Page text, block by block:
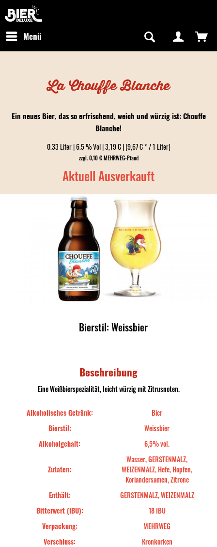
Kostenfreier Versand in Deutschland
Menü
La Chouffe Blanche
Ein neues Bier, das so erfrischend, weich und würzig ist: Chouffe
Blanche!
0.33 Liter | 6.5 % Vol | 3,19 € | (9,67 € * / 1 Liter)
zzgl. 0,10 € MEHRWEG-Pfand
Aktuell Ausverkauft
Bierstil: Weissbier
Beschreibung
Eine Weißbierspezialität, leicht würzig mit Zitrusnoten.
Alkoholisches Getränk:
Bier
Bierstil:
Weissbier
Alkoholgehalt:
6,5% vol.
Zutaten:
Wasser, GERSTENMALZ,
WEIZENMALZ, Hefe, Hopfen,
Koriandersamen, Zitrone
Enthält:
GERSTENMALZ, WEIZENMALZ
Bitterwert (IBU):
18 IBU
Verpackung:
MEHRWEG
Verschluss:
Kronkorken